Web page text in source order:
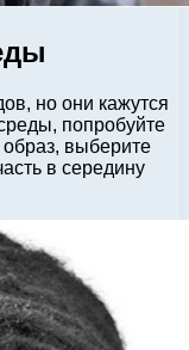
но они кажутся
попробуйте
выберите
в середину